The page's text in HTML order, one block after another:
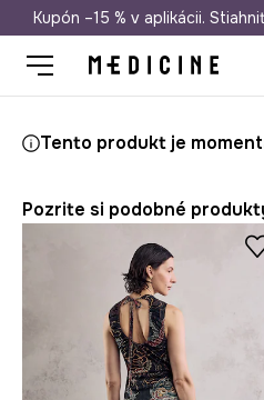
Doprava
Kupón –15 % v aplikácii.
Tento produkt je
Pozrite si podobné